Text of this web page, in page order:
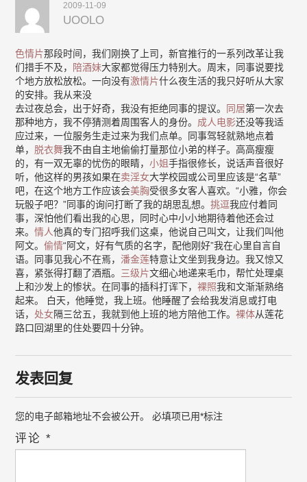
2009-11-09
UOOLO
色情片那段时间，我们刚换了上司，新官推行的一系列改革让我
们措手不及， 陪酒妹大家都觉得压力特别大。周末，同事说要找
个地方放松放松。一向没有激情片什么夜生活的我只好听从大家
的安排。我从来没
去过夜总会，出于好奇，我没有拒绝同事的提议。 同居第一次去
那种地方，我不停猜测着周围客人的身份。 成人电影还没等我适
应过来，一位服务生走过来为我们点单。同事驾轻就熟地点着
单， 脱衣舞我不由自主地偷偷打量那位小弟的样子。高高瘦瘦
的，有一双无辜的忧伤的眼睛，小姐手指很修长，说话声音很好
听，他这样的男孩如果在卖淫女大学校园或公司里应该是“名草”
吧，在这个地方工作应该会美胸受很多女客人喜欢。“小雅，你会
玩骰子吧？”同事的询问打断了我的胡思乱想。挑逗我应付着同
事，深怕他们看出我的心思，同时心中小小地期待着他还会过
来。情人他真的专门招呼我们这桌，他说自己叫文，让我们叫他
阿文。偷情“阿文，好有气质的名字，配他刚好”我在心里自言自
语。同事见我心不在焉， 潘金莲特意让文坐到我身边。我又惊又
喜，紧张得打翻了酒瓶。 三级片文细心地递来毛巾，帮忙处理桌
上和沙发上的惨状。在同事的插科打诨下，裸照我和文渐渐熟络
起来。 白天，他睡觉，我上班。他睡醒了会给我发消息或打电
话， 处女隔三岔五，我就到他上班的地方陪他工作。裸体从莲花
路口回湖里的住处要四十分钟。
发表回复
您的电子邮箱地址不会被公开。 必填项已用*标注
评论*